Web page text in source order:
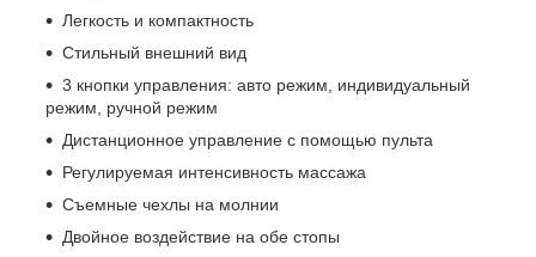
Легкость и компактность
Стильный внешний вид
3 кнопки управления: авто режим, индивидуальный
режим, ручной режим
Дистанционное управление с помощью пульта
Регулируемая интенсивность массажа
Съемные чехлы на молнии
Двойное воздействие на обе стопы